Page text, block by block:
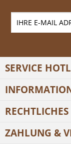
SERVICE
RECHTLICHES
ZAHLUNG &